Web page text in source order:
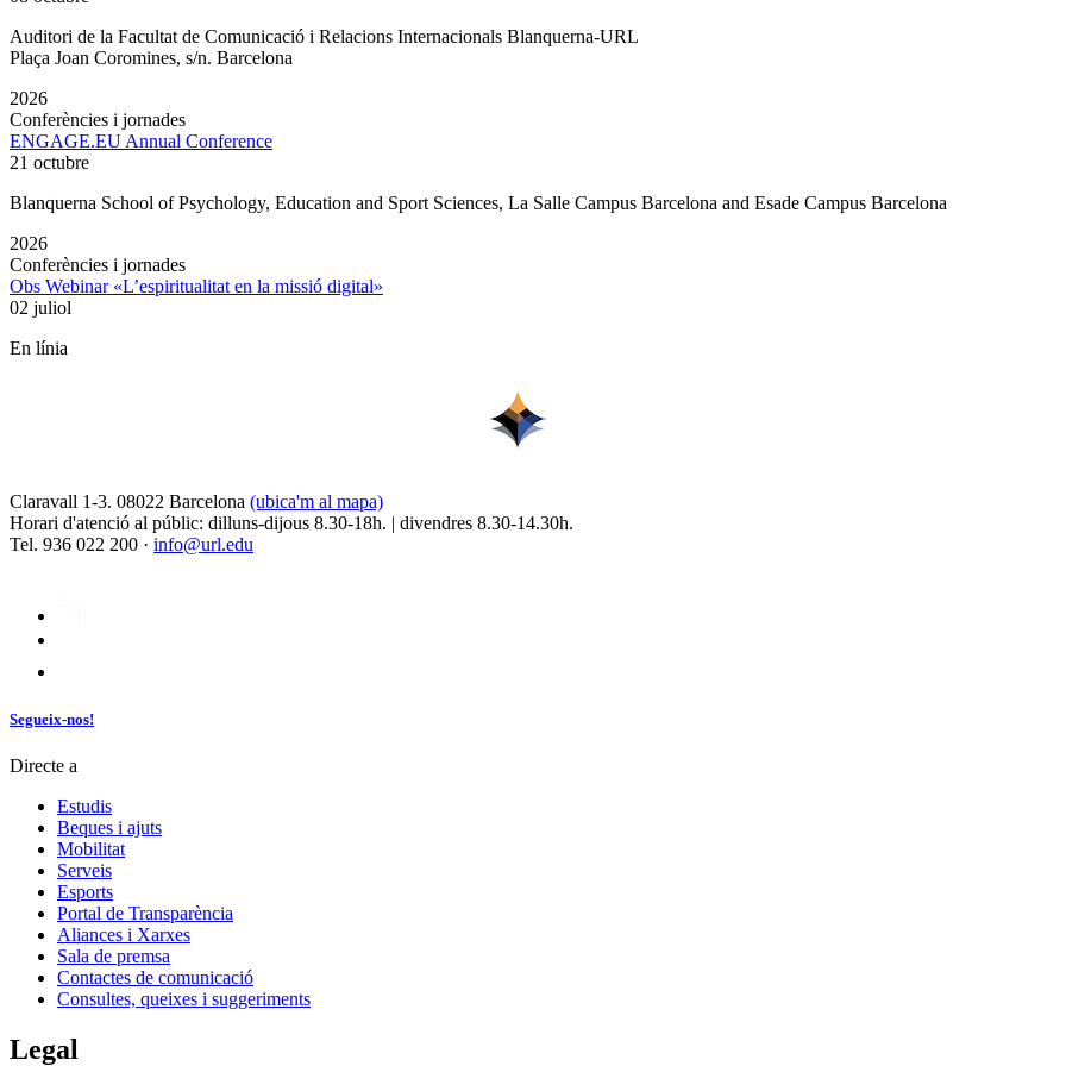
Auditori de la Facultat de Comunicació i Relacions Internacionals Blanquerna-URL
Plaça Joan Coromines, s/n. Barcelona
2026
Conferències i jornades
ENGAGE.EU Annual Conference
21 octubre
Blanquerna School of Psychology, Education and Sport Sciences, La Salle Campus Barcelona and Esade Campus Barcelona
2026
Conferències i jornades
Obs Webinar «L’espiritualitat en la missió digital»
02 juliol
En línia
Claravall 1-3. 08022 Barcelona (ubica'm al mapa)
Horari d'atenció al públic: dilluns-dijous 8.30-18h. | divendres 8.30-14.30h.
Tel. 936 022 200 · info@url.edu
Segueix-nos!
Directe a
Estudis
Beques i ajuts
Mobilitat
Serveis
Esports
Portal de Transparència
Aliances i Xarxes
Sala de premsa
Contactes de comunicació
Consultes, queixes i suggeriments
Legal